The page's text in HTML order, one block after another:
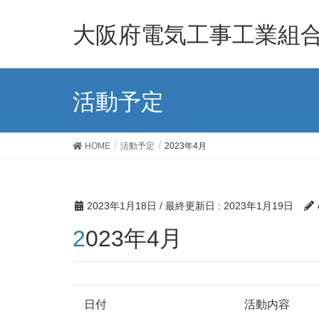
大阪府電気工事工業組
活動予定
HOME 活動予定 2023年4月
2023年1月18日 / 最終更新日 : 2023年1月19日
2023年4月
日付 活動内容